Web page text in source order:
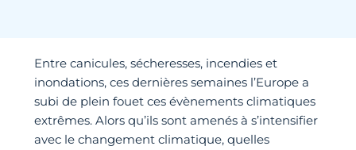
Entre canicules, sécheresses, incendies et
inondations, ces dernières semaines l’Europe a
subi de plein fouet ces évènements climatiques
extrêmes. Alors qu’ils sont amenés à s’intensifier
avec le changement climatique, quelles